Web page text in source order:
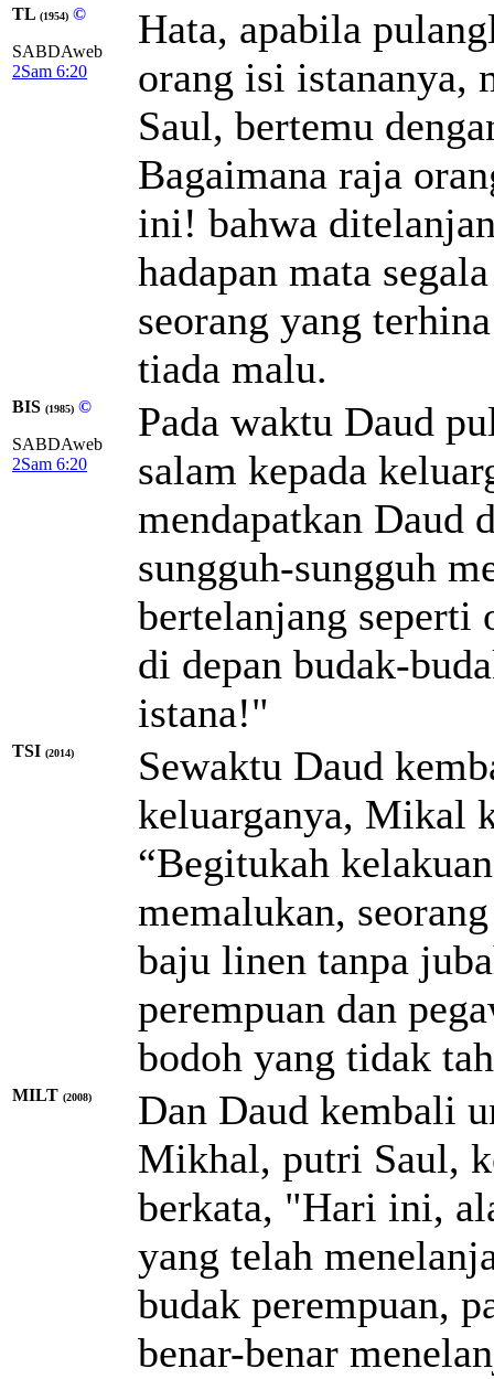
TL (1954) ©
SABDAweb
2Sam 6:20
Hata, apabila
orang isi istananya,
Saul, bertemu
Bagaimana raja
ini! bahwa
hadapan mata
seorang yang
tiada malu.
BIS (1985) ©
SABDAweb
2Sam 6:20
Pada waktu Daud
salam kepada
mendapatkan Daud
sungguh-sungguh
bertelanjang seperti
di depan budak-
istana!"
TSI (2014)
Sewaktu Daud
keluarganya, Mikal
“Begitukah
memalukan,
baju linen tanpa
perempuan dan
bodoh yang tidak
MILT (2008)
Dan Daud kembali
Mikhal, putri Saul,
berkata, "Hari ini,
yang telah
budak perempuan,
benar-benar